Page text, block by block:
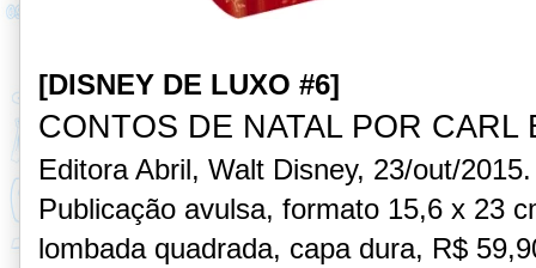
[DISNEY DE LUXO #6]
CONTOS DE NATAL POR CARL
Editora Abril, Walt Disney, 23/out/2015.
Publicação avulsa, formato 15,6 x 23
lombada quadrada, capa dura, R$